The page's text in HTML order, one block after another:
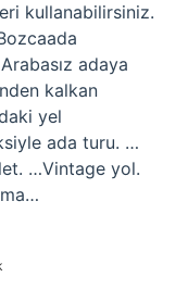
kullanabilirsiniz.
adaya
kalkan
yel
ada turu. …
…Vintage yol.